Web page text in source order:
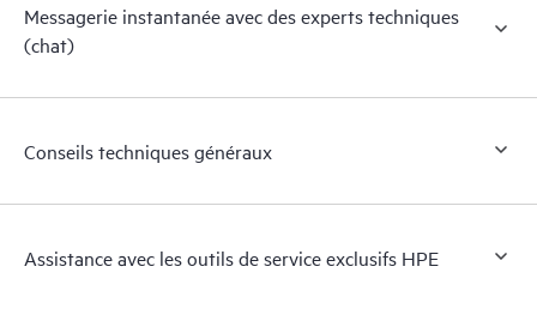
Messagerie instantanée avec des experts techniques
(chat)
Conseils techniques généraux
Assistance avec les outils de service exclusifs HPE